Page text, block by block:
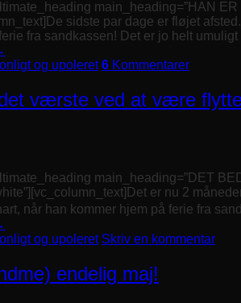
main_heading=”HAN
sidste par dage er fløjet
fra sandkassen! Det er jo helt
og upoleret 6 Kommentarer
værste ved at være
main_heading=”DET
er nu 2
når han kommer hjem på ferie fra
og upoleret Skriv en kommentar
endelig maj!